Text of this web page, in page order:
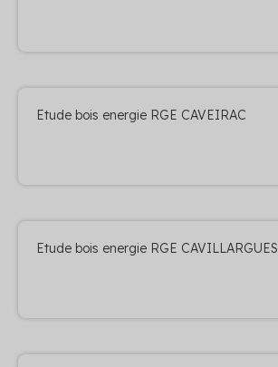
Etude bois energie RGE CAVEIRAC
Etude bois energie RGE CAVILLARGUES